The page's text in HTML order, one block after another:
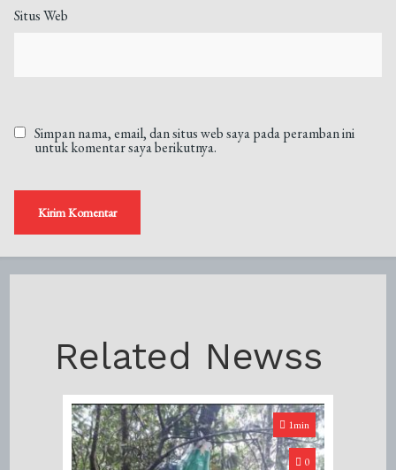
Situs Web
Simpan nama, email, dan situs web saya pada peramban ini
untuk komentar saya berikutnya.
Related Newss
1min
0